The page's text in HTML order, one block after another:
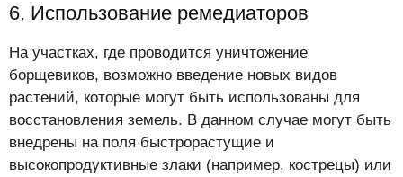
6. Использование ремедиаторов
На участках, где проводится уничтожение
борщевиков, возможно введение новых видов
растений, которые могут быть использованы для
восстановления земель. В данном случае могут быть
внедрены на поля быстрорастущие и
высокопродуктивные злаки (например, кострецы) или